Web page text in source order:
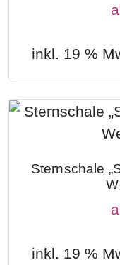
inkl. 19 %
Sternschale
inkl. 19 %